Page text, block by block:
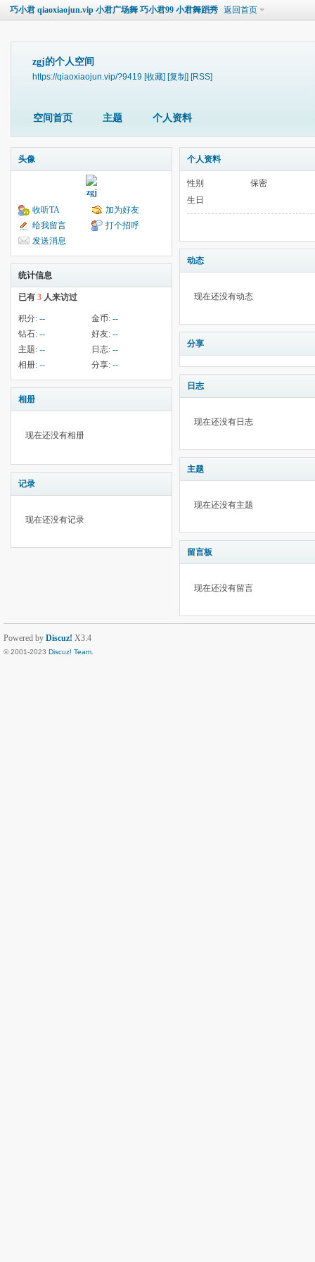
巧小君 qiaoxiaojun.vip 小君广场舞 巧小君99 小君舞蹈秀 返回首页
zgj的个人空间
https://qiaoxiaojun.vip/?9419 [收藏] [复制] [RSS]
空间首页 主题 个人资料
头像
zgj
收听TA
加为好友
给我留言
打个招呼
发送消息
统计信息
已有 3 人来访过
积分: -- 金币: --
钻石: -- 好友: --
主题: -- 日志: --
相册: -- 分享: --
相册
现在还没有相册
记录
现在还没有记录
个人资料
性别
保密
生日
动态
现在还没有动态
分享
日志
现在还没有日志
主题
现在还没有主题
留言板
现在还没有留言
Powered by Discuz! X3.4
© 2001-2023 Discuz! Team